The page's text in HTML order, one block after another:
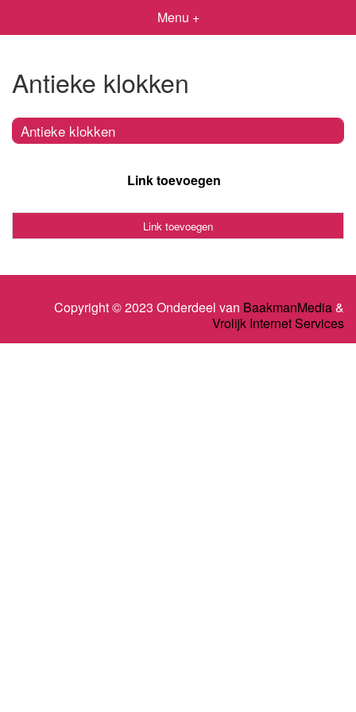
Menu +
Antieke klokken
Antieke klokken
Link toevoegen
Link toevoegen
Copyright © 2023 Onderdeel van BaakmanMedia&
Vrolijk Internet Services